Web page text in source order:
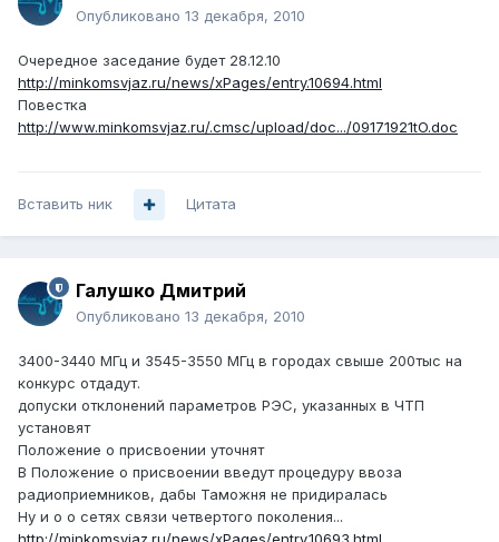
Опубликовано 13 декабря, 2010
Очередное заседание будет 28.12.10
http://minkomsvjaz.ru/news/xPages/entry.10694.html
Повестка
http://www.minkomsvjaz.ru/.cmsc/upload/doc.../09171921tO.doc
Вставить ник Цитата
Галушко Дмитрий
Опубликовано 13 декабря, 2010
3400-3440 МГц и 3545-3550 МГц в городах свыше 200тыс на
конкурс отдадут.
допуски отклонений параметров РЭС, указанных в ЧТП
установят
Положение о присвоении уточнят
В Положение о присвоении введут процедуру ввоза
радиоприемников, дабы Таможня не придиралась
Ну и о о сетях связи четвертого поколения...